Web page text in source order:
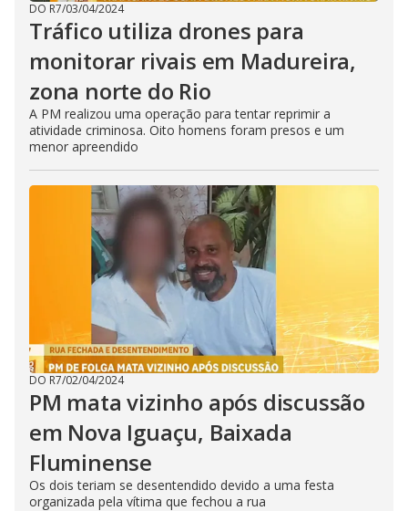
DO R7/03/04/2024
Tráfico utiliza drones para
monitorar rivais em Madureira,
zona norte do Rio
A PM realizou uma operação para tentar reprimir a
atividade criminosa. Oito homens foram presos e um
menor apreendido
DO R7/02/04/2024
PM mata vizinho após discussão
em Nova Iguaçu, Baixada
Fluminense
Os dois teriam se desentendido devido a uma festa
organizada pela vítima que fechou a rua